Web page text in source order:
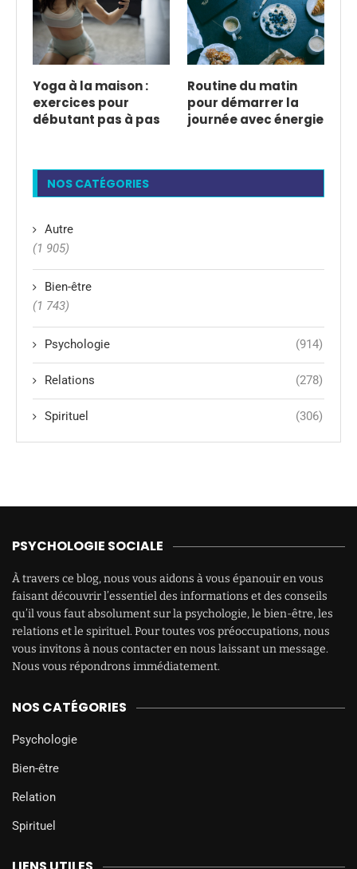
Yoga à la maison :
exercices pour
débutant pas à pas
Routine du matin
pour démarrer la
journée avec énergie
NOS CATÉGORIES
Autre
(1 905)
Bien-être
(1 743)
Psychologie (914)
Relations (278)
Spirituel (306)
PSYCHOLOGIE SOCIALE
À travers ce blog, nous vous aidons à vous épanouir en vous
faisant découvrir l’essentiel des informations et des conseils
qu’il vous faut absolument sur la psychologie, le bien-être, les
relations et le spirituel. Pour toutes vos préoccupations, nous
vous invitons à nous contacter en nous laissant un message.
Nous vous répondrons immédiatement.
NOS CATÉGORIES
Psychologie
Bien-être
Relation
Spirituel